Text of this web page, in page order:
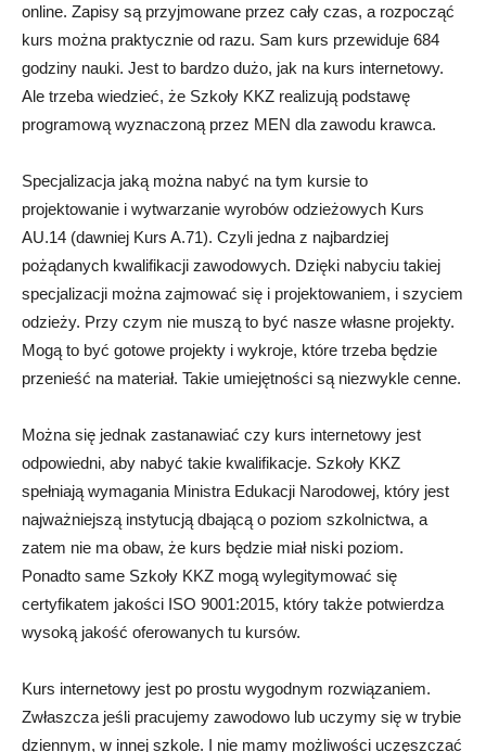
online. Zapisy są przyjmowane przez cały czas, a rozpocząć
kurs można praktycznie od razu. Sam kurs przewiduje 684
godziny nauki. Jest to bardzo dużo, jak na kurs internetowy.
Ale trzeba wiedzieć, że Szkoły KKZ realizują podstawę
programową wyznaczoną przez MEN dla zawodu krawca.
Specjalizacja jaką można nabyć na tym kursie to
projektowanie i wytwarzanie wyrobów odzieżowych Kurs
AU.14 (dawniej Kurs A.71). Czyli jedna z najbardziej
pożądanych kwalifikacji zawodowych. Dzięki nabyciu takiej
specjalizacji można zajmować się i projektowaniem, i szyciem
odzieży. Przy czym nie muszą to być nasze własne projekty.
Mogą to być gotowe projekty i wykroje, które trzeba będzie
przenieść na materiał. Takie umiejętności są niezwykle cenne.
Można się jednak zastanawiać czy kurs internetowy jest
odpowiedni, aby nabyć takie kwalifikacje. Szkoły KKZ
spełniają wymagania Ministra Edukacji Narodowej, który jest
najważniejszą instytucją dbającą o poziom szkolnictwa, a
zatem nie ma obaw, że kurs będzie miał niski poziom.
Ponadto same Szkoły KKZ mogą wylegitymować się
certyfikatem jakości ISO 9001:2015, który także potwierdza
wysoką jakość oferowanych tu kursów.
Kurs internetowy jest po prostu wygodnym rozwiązaniem.
Zwłaszcza jeśli pracujemy zawodowo lub uczymy się w trybie
dziennym, w innej szkole. I nie mamy możliwości uczęszczać